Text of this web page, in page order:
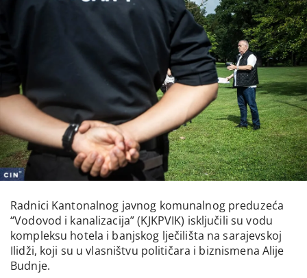
Radnici Kantonalnog javnog komunalnog preduzeća
“Vodovod i kanalizacija” (KJKPVIK) isključili su vodu
kompleksu hotela i banjskog lječilišta na sarajevskoj
Ilidži, koji su u vlasništvu političara i biznismena Alije
Budnje.